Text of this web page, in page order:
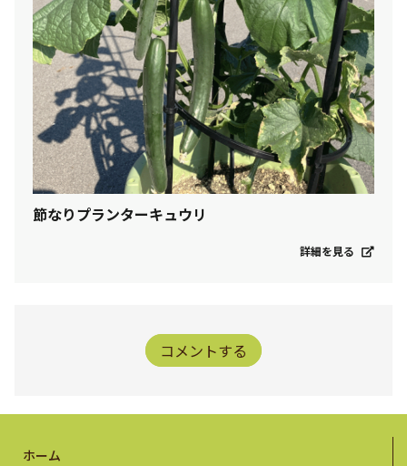
節なりプランターキュウリ
詳細を見る
コメントする
ホーム